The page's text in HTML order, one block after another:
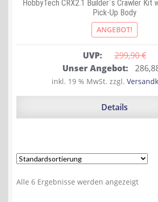
HobbyTech CRX2.1 Builder´s Crawler
Pick-Up Body
ANGEBOT!
UVP: 299,90 €
Ursprünglicher
Preis
war:
Unser Angebot:
inkl. 19 % MwSt. zzgl.
Details
Alle 6 Ergebnisse werden angezeigt